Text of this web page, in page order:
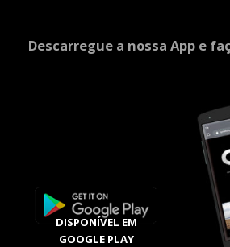
Descarregue a nossa App e
DISPONÍVEL EM
GOOGLE PLAY